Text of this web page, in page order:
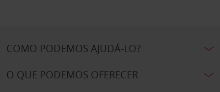
COMO PODEMOS AJUDÁ-LO?
O QUE PODEMOS OFERECER